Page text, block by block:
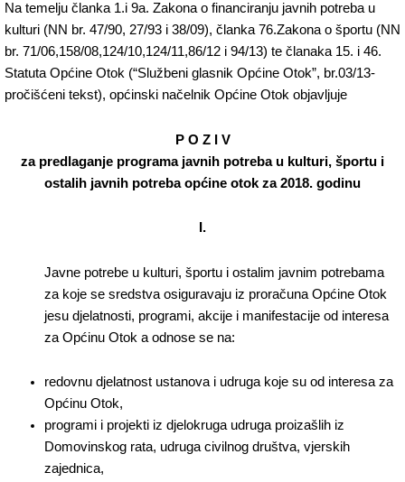
Na temelju članka 1.i 9a. Zakona o financiranju javnih potreba u
kulturi (NN br. 47/90, 27/93 i 38/09), članka 76.Zakona o športu (NN
br. 71/06,158/08,124/10,124/11,86/12 i 94/13) te članaka 15. i 46.
Statuta Općine Otok (“Službeni glasnik Općine Otok”, br.03/13-
pročišćeni tekst), općinski načelnik Općine Otok objavljuje
P O Z I V
za predlaganje programa javnih potreba u kulturi, športu i
ostalih javnih potreba općine otok za 2018. godinu
I.
Javne potrebe u kulturi, športu i ostalim javnim potrebama
za koje se sredstva osiguravaju iz proračuna Općine Otok
jesu djelatnosti, programi, akcije i manifestacije od interesa
za Općinu Otok a odnose se na:
redovnu djelatnost ustanova i udruga koje su od interesa za
Općinu Otok,
programi i projekti iz djelokruga udruga proizašlih iz
Domovinskog rata, udruga civilnog društva, vjerskih
zajednica,